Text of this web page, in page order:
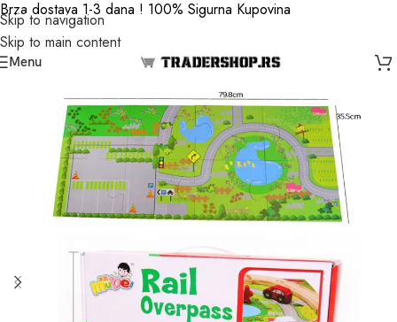
Skip to navigation
Skip to main content
Brza dostava 1-3 dana ! 100% Sigurna Kupovina
Menu